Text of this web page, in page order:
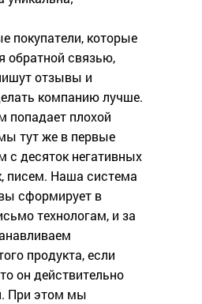
покупатели, которые
обратной связью,
отзывы и
компанию лучше.
попадает плохой
тут же в первые
с десяток негативных
писем. Наша система
сформирует в
технологам, и за
продукта, если
он действительно
При этом мы